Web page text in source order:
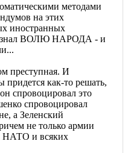
методами
на этих
иностранных
узнал ВОЛЮ НАРОДА - и
преступная. И
как-то решать,
спровоцировал это
спровоцировал
а Зеленский
не только армии
НАТО и всяких